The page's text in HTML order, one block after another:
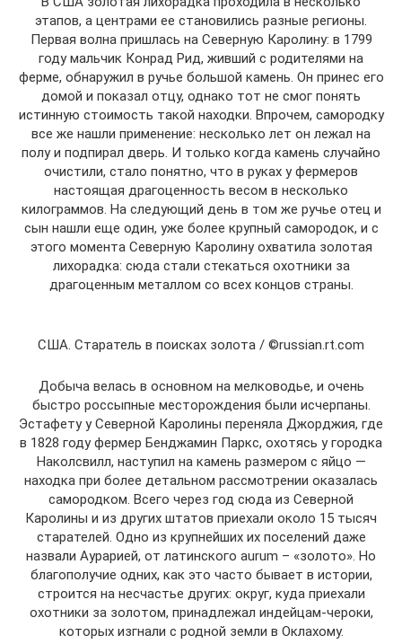
этапов, а центрами ее становились разные регионы.
Первая волна пришлась на Северную Каролину: в 1799
году мальчик Конрад Рид, живший с родителями на
ферме, обнаружил в ручье большой камень. Он принес его
домой и показал отцу, однако тот не смог понять
истинную стоимость такой находки. Впрочем, самородку
все же нашли применение: несколько лет он лежал на
полу и подпирал дверь. И только когда камень случайно
очистили, стало понятно, что в руках у фермеров
настоящая драгоценность весом в несколько
килограммов. На следующий день в том же ручье отец и
сын нашли еще один, уже более крупный самородок, и с
этого момента Северную Каролину охватила золотая
лихорадка: сюда стали стекаться охотники за
драгоценным металлом со всех концов страны.
США. Старатель в поисках золота / ©russian.rt.com
Добыча велась в основном на мелководье, и очень
быстро россыпные месторождения были исчерпаны.
Эстафету у Северной Каролины переняла Джорджия, где
в 1828 году фермер Бенджамин Паркс, охотясь у городка
Наколсвилл, наступил на камень размером с яйцо —
находка при более детальном рассмотрении оказалась
самородком. Всего через год сюда из Северной
Каролины и из других штатов приехали около 15 тысяч
старателей. Одно из крупнейших их поселений даже
назвали Аурарией, от латинского aurum – «золото». Но
благополучие одних, как это часто бывает в истории,
строится на несчастье других: округ, куда приехали
охотники за золотом, принадлежал индейцам-чероки,
которых изгнали с родной земли в Оклахому.